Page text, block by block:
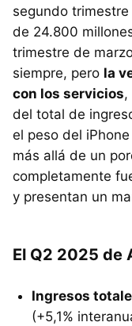
segundo
de 24.800
trimestre de
siempre, pero la
con los servicios,
del total de
el peso del
más allá de un
completamente
y presentan un
El Q2 2025 de
Ingresos
(+5,1%